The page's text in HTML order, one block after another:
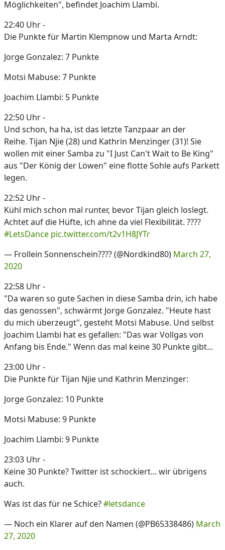
Möglichkeiten", befindet Joachim Llambi.
22:40 Uhr -
Die Punkte für Martin Klempnow und Marta Arndt:
Jorge Gonzalez: 7 Punkte
Motsi Mabuse: 7 Punkte
Joachim Llambi: 5 Punkte
22:50 Uhr -
Und schon, ha ha, ist das letzte Tanzpaar an der
Reihe. Tijan Njie (28) und Kathrin Menzinger (31)! Sie
wollen mit einer Samba zu "I Just Can't Wait to Be King"
aus "Der König der Löwen" eine flotte Sohle aufs Parkett
legen.
22:52 Uhr -
Kühl mich schon mal runter, bevor Tijan gleich loslegt.
Achtet auf die Hüfte, ich ahne da viel Flexibilität. ????
#LetsDance pic.twitter.com/t2v1H8JYTr
— Frollein Sonnenschein???? (@Nordkind80) March 27,
2020
22:58 Uhr -
"Da waren so gute Sachen in diese Samba drin, ich habe
das genossen", schwärmt Jorge Gonzalez. "Heute hast
du mich überzeugt", gesteht Motsi Mabuse. Und selbst
Joachim Llambi hat es gefallen: "Das war Vollgas von
Anfang bis Ende." Wenn das mal keine 30 Punkte gibt...
23:00 Uhr -
Die Punkte für Tijan Njie und Kathrin Menzinger:
Jorge Gonzalez: 10 Punkte
Motsi Mabuse: 9 Punkte
Joachim Llambi: 9 Punkte
23:03 Uhr -
Keine 30 Punkte? Twitter ist schockiert... wir übrigens
auch.
Was ist das für ne Schice?#letsdance
— Noch ein Klarer auf den Namen (@PB65338486) March
27, 2020